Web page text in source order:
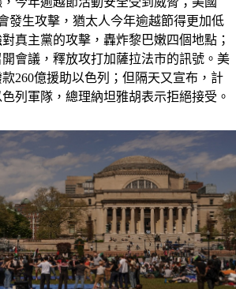
發生攻擊，猶太人今年逾越節得更加低
真主黨的攻擊，轟炸黎巴嫩四個地點；
會議，釋放攻打加薩拉法市的訊號。美
260億援助以色列；但隔天又宣布，計
列軍隊，總理納坦雅胡表示拒絕接受。